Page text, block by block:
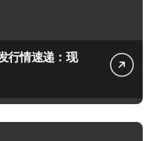
行情速递：现